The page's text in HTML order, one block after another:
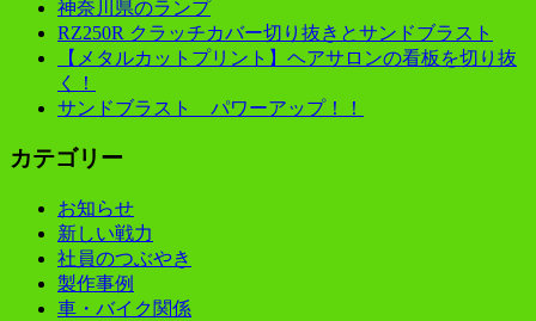
神奈川県のランプ
RZ250R クラッチカバー切り抜きとサンドブラスト
【メタルカットプリント】ヘアサロンの看板を切り抜
く！
サンドブラスト パワーアップ！！
カテゴリー
お知らせ
新しい戦力
社員のつぶやき
製作事例
車・バイク関係